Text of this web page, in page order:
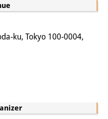
ku, Tokyo 100-0004,